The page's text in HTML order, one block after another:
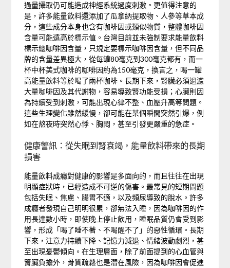
過量攝取仍可能造成神經系統過度刺激。更值得注意的
是，許多能量飲料還添加了瓜拿納提取物、人參等草本成
分，這些成分本身也含有咖啡因或類似物質，整體咖啡因
含量可能遠高於標示值。台灣目前並未強制要求能量飲料
標示總咖啡因含量，只規定要標示咖啡因含量，但不同品
牌的含量差異極大，從每罐80毫克到300毫克都有，而一
杯中杯美式咖啡的咖啡因約為150毫克，換言之，喝一罐
高能量飲料等於喝了兩杯咖啡。長期下來，腎臟必須過濾
大量咖啡因及其代謝物，容易導致腎功能受損；心臟則因
為持續受到刺激，可能出現心律不整、血壓升高等問題。
這些生理變化雖然緩慢，卻可能在某個瞬間突然引爆，例
如在熬夜時突然心悸、胸悶，甚至引發更嚴重的急症。
健康警訊：從失眠到腎衰竭，能量飲料帶來的長期
損害
能量飲料成癮對健康的影響是多面向的，而且往往在出現
明顯症狀時，已經造成不可逆的傷害。最常見的短期問題
包括失眠、焦慮、腸胃不適，以及頻尿導致的脫水。許多
成癮者發現自己明明很累，卻無法入睡，因為咖啡因的作
用長達數小時，即使晚上停止飲用，睡眠品質仍會受到影
響，形成「喝了睡不著、不喝醒不了」的惡性循環。長期
下來，注意力持續下降、記憶力減退、情緒波動劇烈，甚
至出現憂鬱傾向。在生理層面，除了前面提到的心血管與
腎臟負擔外，骨質疏鬆也是潛在風險，因為咖啡因會促進